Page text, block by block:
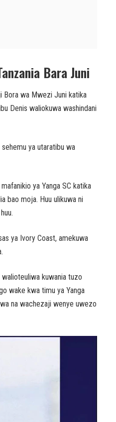
Bara Juni
Bora wa Mwezi Juni katika
Denis waliokuwa washindani
ya utaratibu wa
ya Yanga SC katika
bao moja. Huu ulikuwa ni
ya Ivory Coast, amekuwa
kuwania tuzo
wake kwa timu ya Yanga
na wachezaji wenye uwezo